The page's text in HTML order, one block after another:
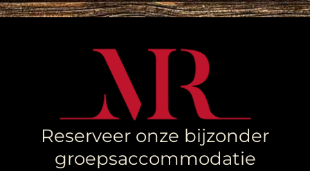
Reserveer onze bijzonder
groepsaccommodatie